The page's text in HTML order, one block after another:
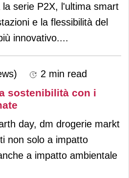
la serie P2X, l'ultima smart
e la flessibilità del
innovativo....
2 min read
sostenibilità con i
day, dm drogerie markt
non solo a impatto
a impatto ambientale